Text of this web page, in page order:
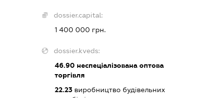
dossier.capital:
1 400 000 грн.
dossier.kveds:
46.90 неспеціалізована оптова
торгівля
22.23 виробництво будівельних